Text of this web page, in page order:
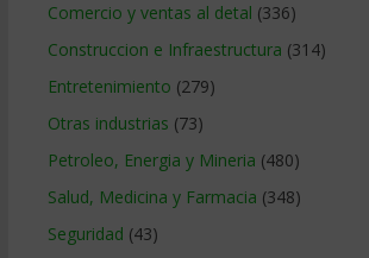
Comercio y ventas al detal (336)
Construccion e Infraestructura (314)
Entretenimiento (279)
Otras industrias (73)
Petroleo, Energia y Mineria (480)
Salud, Medicina y Farmacia (348)
Seguridad (43)